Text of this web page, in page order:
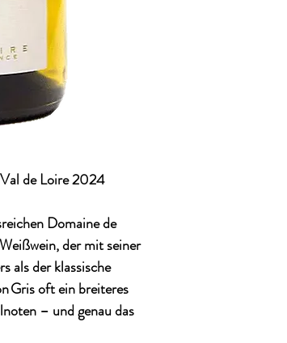
de Loire 2024
Domaine de
der mit seiner
als der klassische
Grisoft ein breiteres
– und genau das